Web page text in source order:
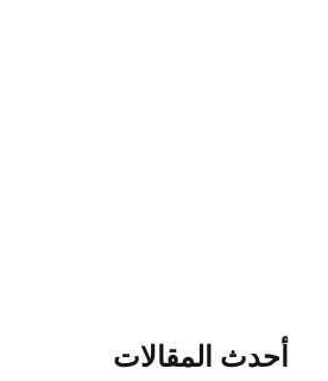
أحدث المقالات